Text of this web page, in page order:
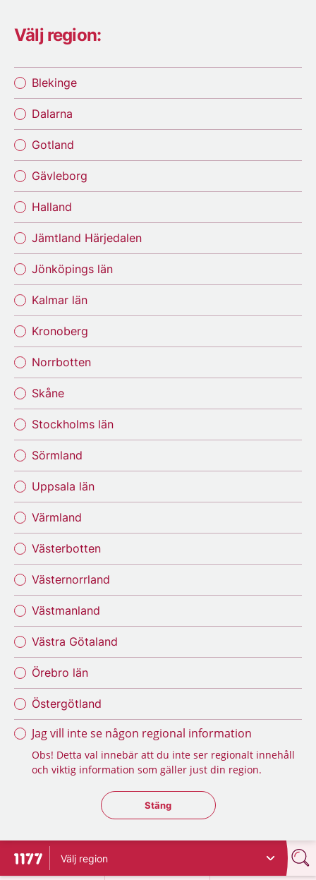
Välj region:
Blekinge
Dalarna
Gotland
Gävleborg
Halland
Jämtland Härjedalen
Jönköpings län
Kalmar län
Kronoberg
Norrbotten
Skåne
Stockholms län
Sörmland
Uppsala län
Värmland
Västerbotten
Västernorrland
Västmanland
Västra Götaland
Örebro län
Östergötland
Jag vill inte se någon regional information
Obs! Detta val innebär att du inte ser regionalt innehåll
och viktig information som gäller just din region.
Stäng regionsväljaren
Stäng
Till startsidan för 1177
Välj region
på 1177.se
på 1177.se